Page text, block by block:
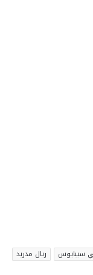
سيبايوس
ريال مدريد